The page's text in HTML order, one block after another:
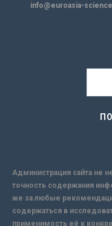
info@euroasia-
Администрация сайта не
точность содержания
же за любые
содержаться в
применимость её к